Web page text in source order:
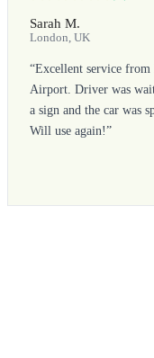
Sarah M.
London, UK
“Excellent service from
Airport. Driver was
a sign and the car was
Will use again!”